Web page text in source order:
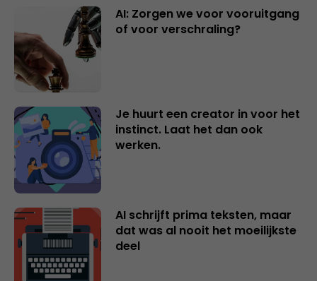
AI: Zorgen we voor vooruitgang
of voor verschraling?
Je huurt een creator in voor het
instinct. Laat het dan ook
werken.
AI schrijft prima teksten, maar
dat was al nooit het moeilijkste
deel